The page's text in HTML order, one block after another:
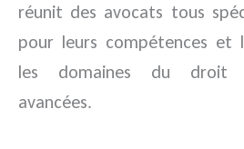
réunit des avocats tous
pour leurs compétences et
les domaines du droit
avancées.